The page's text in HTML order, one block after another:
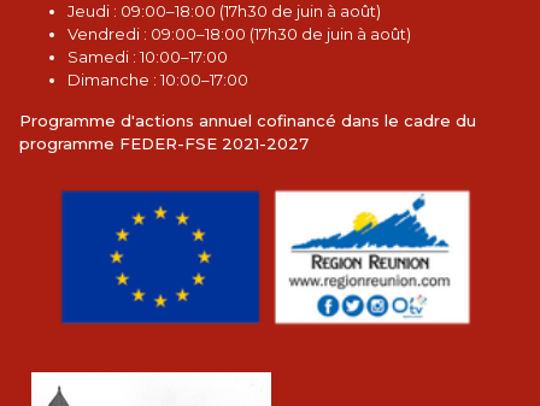
Jeudi : 09:00–18:00 (17h30 de juin à août)
Vendredi : 09:00–18:00 (17h30 de juin à août)
Samedi : 10:00–17:00
Dimanche : 10:00–17:00
Programme d'actions annuel cofinancé dans le cadre du
programme FEDER-FSE 2021-2027